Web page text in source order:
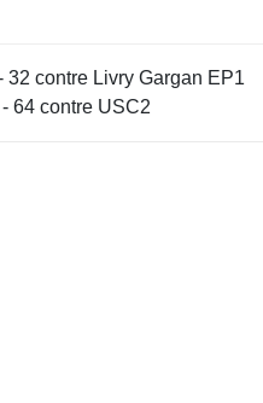
32 contre Livry Gargan EP1
64 contre USC2